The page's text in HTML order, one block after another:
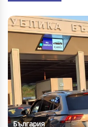
България